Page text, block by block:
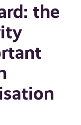
the